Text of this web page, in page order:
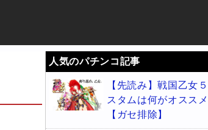
人気のパチンコ記事
【先読み】戦国乙女
スタムは何がオススメ
【ガセ排除】